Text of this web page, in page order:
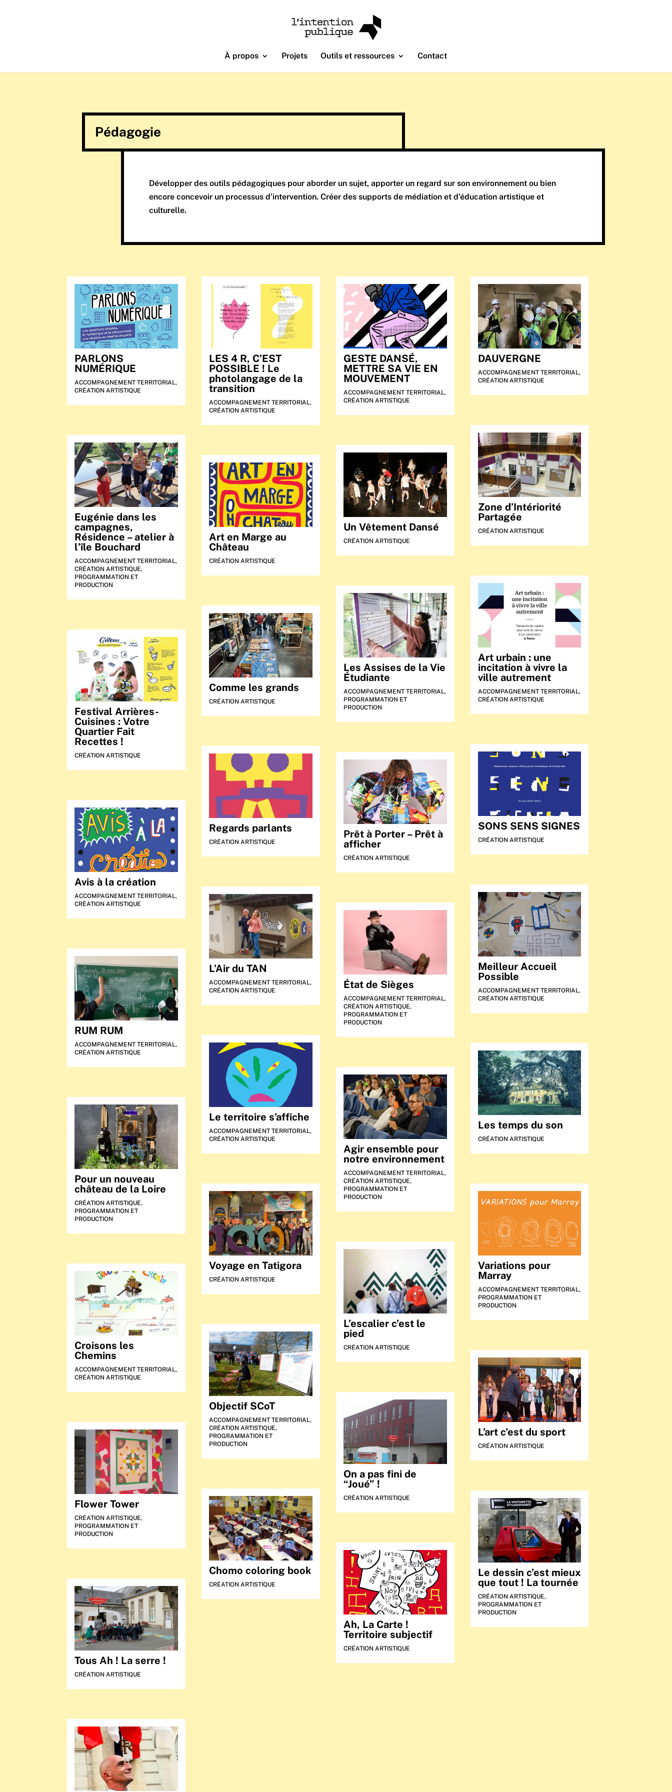
À propos Projets Outils et ressources Contact
Pédagogie
Développer des outils pédagogiques pour aborder un sujet, apporter un regard sur son environnement ou bien
encore concevoir un processus d’intervention. Créer des supports de médiation et d’éducation artistique et
culturelle.
PARLONS
NUMÉRIQUE
ACCOMPAGNEMENT TERRITORIAL,
CRÉATION ARTISTIQUE
Eugénie dans les
campagnes,
Résidence – atelier à
l’île Bouchard
ACCOMPAGNEMENT TERRITORIAL,
CRÉATION ARTISTIQUE,
PROGRAMMATION ET
PRODUCTION
Festival Arrières-
Cuisines : Votre
Quartier Fait
Recettes !
CRÉATION ARTISTIQUE
Avis à la création
ACCOMPAGNEMENT TERRITORIAL,
CRÉATION ARTISTIQUE
RUM RUM
ACCOMPAGNEMENT TERRITORIAL,
CRÉATION ARTISTIQUE
Pour un nouveau
château de la Loire
CRÉATION ARTISTIQUE,
PROGRAMMATION ET
PRODUCTION
Croisons les
Chemins
ACCOMPAGNEMENT TERRITORIAL,
CRÉATION ARTISTIQUE
Flower Tower
CRÉATION ARTISTIQUE,
PROGRAMMATION ET
PRODUCTION
Tous Ah ! La serre !
CRÉATION ARTISTIQUE
LES 4 R, C’EST
POSSIBLE ! Le
photolangage de la
transition
ACCOMPAGNEMENT TERRITORIAL,
CRÉATION ARTISTIQUE
Art en Marge au
Château
CRÉATION ARTISTIQUE
Comme les grands
CRÉATION ARTISTIQUE
Regards parlants
CRÉATION ARTISTIQUE
L’Air du TAN
ACCOMPAGNEMENT TERRITORIAL,
CRÉATION ARTISTIQUE
Le territoire s’affiche
ACCOMPAGNEMENT TERRITORIAL,
CRÉATION ARTISTIQUE
Voyage en Tatigora
CRÉATION ARTISTIQUE
Objectif SCoT
ACCOMPAGNEMENT TERRITORIAL,
CRÉATION ARTISTIQUE,
PROGRAMMATION ET
PRODUCTION
Chomo coloring book
CRÉATION ARTISTIQUE
GESTE DANSÉ,
METTRE SA VIE EN
MOUVEMENT
ACCOMPAGNEMENT TERRITORIAL,
CRÉATION ARTISTIQUE
Un Vêtement Dansé
CRÉATION ARTISTIQUE
Les Assises de la Vie
Étudiante
ACCOMPAGNEMENT TERRITORIAL,
PROGRAMMATION ET
PRODUCTION
Prêt à Porter – Prêt à
afficher
CRÉATION ARTISTIQUE
État de Sièges
ACCOMPAGNEMENT TERRITORIAL,
CRÉATION ARTISTIQUE,
PROGRAMMATION ET
PRODUCTION
Agir ensemble pour
notre environnement
ACCOMPAGNEMENT TERRITORIAL,
CRÉATION ARTISTIQUE,
PROGRAMMATION ET
PRODUCTION
L’escalier c’est le
pied
CRÉATION ARTISTIQUE
On a pas fini de
“Joué” !
CRÉATION ARTISTIQUE
Ah, La Carte !
Territoire subjectif
CRÉATION ARTISTIQUE
DAUVERGNE
ACCOMPAGNEMENT TERRITORIAL,
CRÉATION ARTISTIQUE
Zone d’Intériorité
Partagée
CRÉATION ARTISTIQUE
Art urbain : une
incitation à vivre la
ville autrement
ACCOMPAGNEMENT TERRITORIAL,
CRÉATION ARTISTIQUE
SONS SENS SIGNES
CRÉATION ARTISTIQUE
Meilleur Accueil
Possible
ACCOMPAGNEMENT TERRITORIAL,
CRÉATION ARTISTIQUE
Les temps du son
CRÉATION ARTISTIQUE
Variations pour
Marray
ACCOMPAGNEMENT TERRITORIAL,
PROGRAMMATION ET
PRODUCTION
L’art c’est du sport
CRÉATION ARTISTIQUE
Le dessin c’est mieux
que tout ! La tournée
CRÉATION ARTISTIQUE,
PROGRAMMATION ET
PRODUCTION